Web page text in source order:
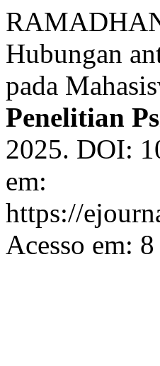
Hubungan
pada
Penelitian
2025. DOI:
em:
https://
Acesso em: